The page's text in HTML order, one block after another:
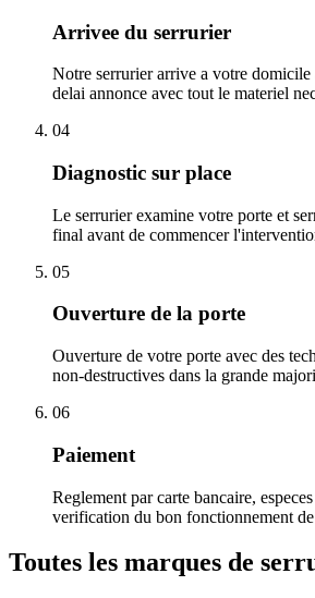
Arrivee du serrurier
Notre serrurier arrive a votre domicile
delai annonce avec tout le materiel
04
Diagnostic sur place
Le serrurier examine votre porte et
final avant de commencer
05
Ouverture de la porte
Ouverture de votre porte avec des
non-destructives dans la grande
06
Paiement
Reglement par carte bancaire,
verification du bon fonctionnement
Toutes les marques de